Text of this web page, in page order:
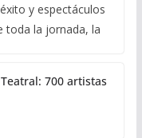
y espectáculos
toda la jornada, la
700 artistas